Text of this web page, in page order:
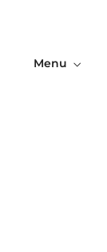
Menu